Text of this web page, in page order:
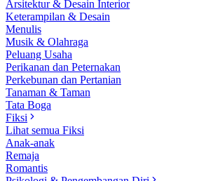
Arsitektur & Desain Interior
Keterampilan & Desain
Menulis
Musik & Olahraga
Peluang Usaha
Perikanan dan Peternakan
Perkebunan dan Pertanian
Tanaman & Taman
Tata Boga
Fiksi
Lihat semua Fiksi
Anak-anak
Remaja
Romantis